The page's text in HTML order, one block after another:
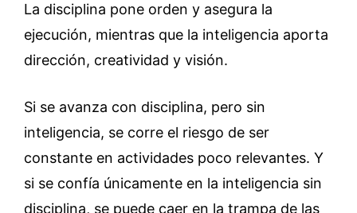
La disciplina pone orden y asegura la
ejecución, mientras que la inteligencia aporta
dirección, creatividad y visión.
Si se avanza con disciplina, pero sin
inteligencia, se corre el riesgo de ser
constante en actividades poco relevantes. Y
si se confía únicamente en la inteligencia sin
disciplina, se puede caer en la trampa de las